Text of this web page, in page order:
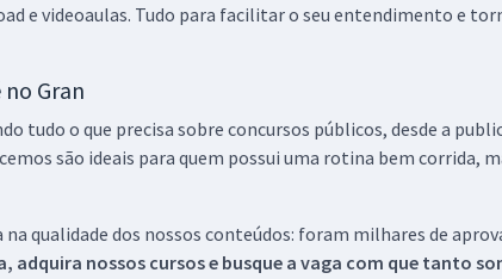
e videoaulas. Tudo para facilitar o seu entendimento e
Gran
tudo o que precisa sobre concursos públicos, desde a
são ideais para quem possui uma rotina bem corrida,
qualidade dos nossos conteúdos: foram milhares de
adquira nossos cursos e busque a vaga com que tanto